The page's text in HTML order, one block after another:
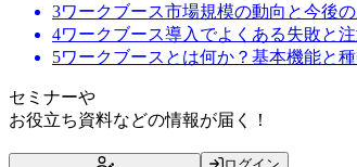
3ワークブース市場規模の動向と今後
4ワークブース導入でよくある失敗と
5ワークブースとは何か？基本機能と
セミナーや
お役立ち資料などの情報が届く！